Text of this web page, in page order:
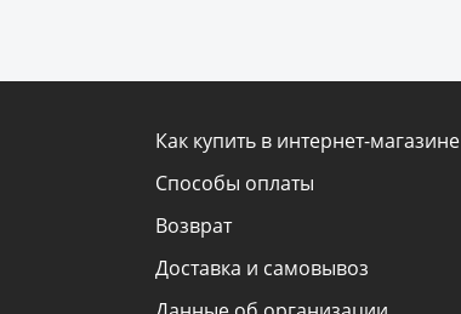
Как купить в интернет-магазине
Способы оплаты
Возврат
Доставка и самовывоз